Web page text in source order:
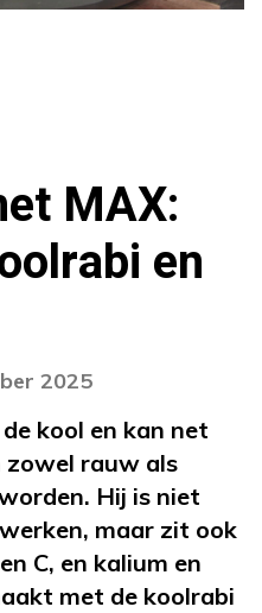
MAX:
en
2025
kool en kan net
zowel rauw als
Hij is niet
maar zit ook
C, en kalium en
met de koolrabi